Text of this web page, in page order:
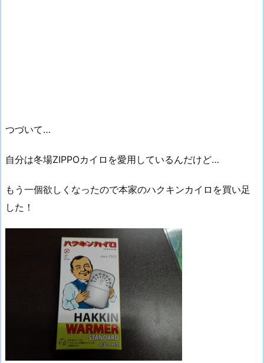
つづいて…
自分は冬場ZIPPOカイロを愛用しているんだけど…
もう一個欲しくなったので本家のハクキンカイロを買い足
した！